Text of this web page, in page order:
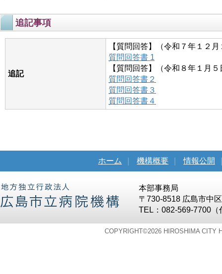
追記事項
追記
【質問回答】（令和７年１２
質問回答書 1
【質問回答】（令和８年１月５
質問回答書２
質問回答書３
質問回答書４
ホーム 機構概要 情報公開
本部事務局
〒730-8518 広島市中
TEL：082-569-7700
COPYRIGHT©2026 HIROSHIMA CITY